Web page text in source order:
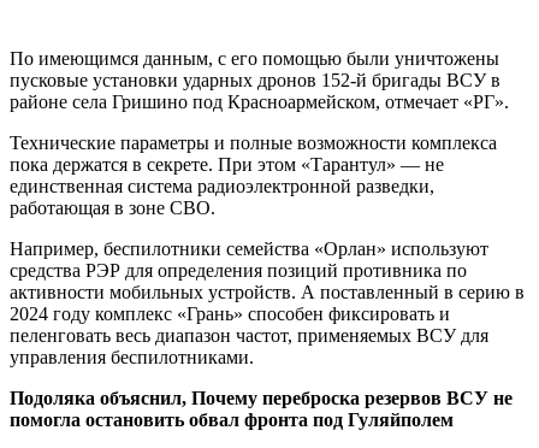
По имеющимся данным, с его помощью были уничтожены
пусковые установки ударных дронов 152-й бригады ВСУ в
районе села Гришино под Красноармейском, отмечает «РГ».
Технические параметры и полные возможности комплекса
пока держатся в секрете. При этом «Тарантул» — не
единственная система радиоэлектронной разведки,
работающая в зоне СВО.
Например, беспилотники семейства «Орлан» используют
средства РЭР для определения позиций противника по
активности мобильных устройств. А поставленный в серию в
2024 году комплекс «Грань» способен фиксировать и
пеленговать весь диапазон частот, применяемых ВСУ для
управления беспилотниками.
Подоляка объяснил, Почему переброска резервов ВСУ не
помогла остановить обвал фронта под Гуляйполем